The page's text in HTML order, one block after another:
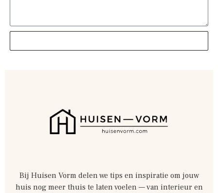
Bij Huisen Vorm delen we tips en inspiratie om jouw
huis nog meer thuis te laten voelen — van interieur en